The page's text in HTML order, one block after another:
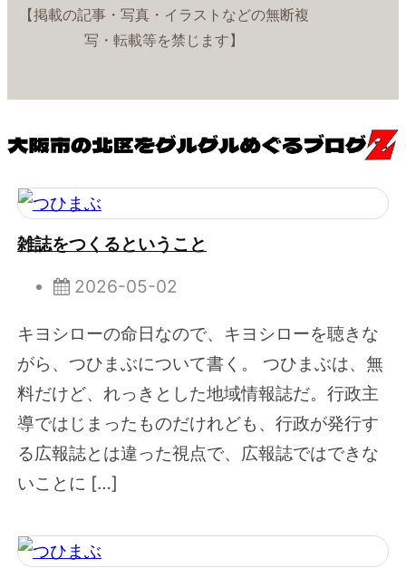
【掲載の記事・写真・イラストなどの無断複
写・転載等を禁じます】
雑誌をつくるということ
2026-05-02
キヨシローの命日なので、キヨシローを聴きな
がら、つひまぶについて書く。 つひまぶは、無
料だけど、れっきとした地域情報誌だ。行政主
導ではじまったものだけれども、行政が発行す
る広報誌とは違った視点で、広報誌ではできな
いことに […]